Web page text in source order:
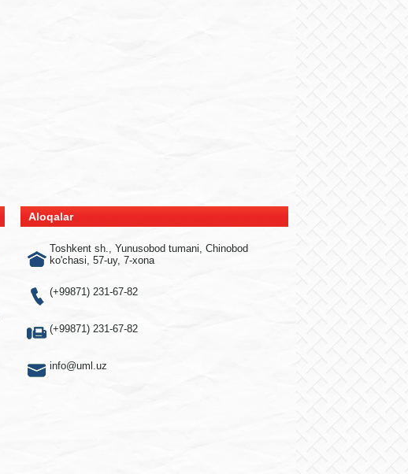
Aloqalar
Toshkent sh., Yunusobod tumani, Chinobod
ko'chasi, 57-uy, 7-xona
(+99871) 231-67-82
(+99871) 231-67-82
info@uml.uz